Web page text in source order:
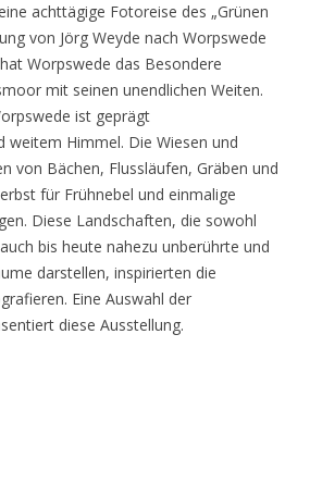
achttägige Fotoreise des „Grünen
von Jörg Weyde nach Worpswede
Worpswede das Besondere
mit seinen unendlichen Weiten.
ist geprägt
weitem Himmel. Die Wiesen und
von Bächen, Flussläufen, Gräben und
für Frühnebel und einmalige
Diese Landschaften, die sowohl
bis heute nahezu unberührte und
darstellen, inspirierten die
Eine Auswahl der
diese Ausstellung.